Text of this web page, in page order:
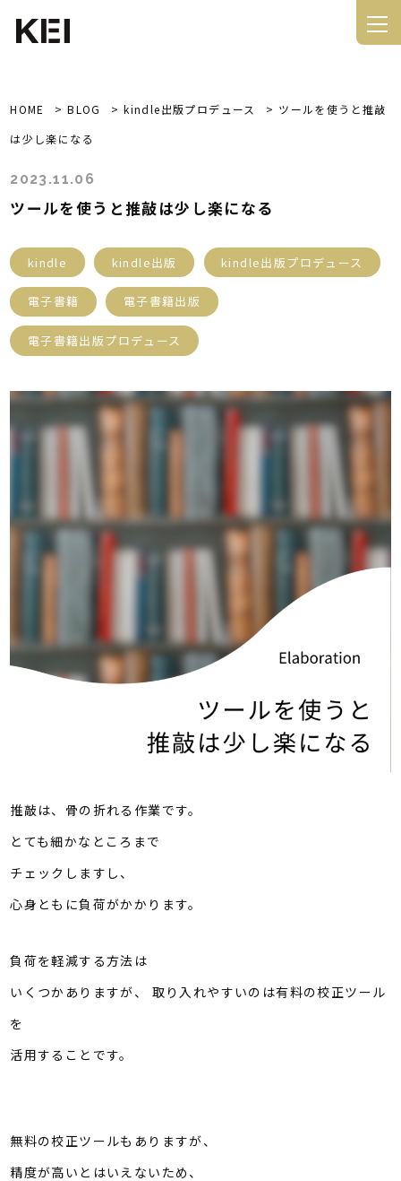
HOME >BLOG >kindle出版プロデュース > ツールを使うと推敲
は少し楽になる
2023.11.06
ツールを使うと推敲は少し楽になる
kindle kindle出版 kindle出版プロデュース
電子書籍 電子書籍出版
電子書籍出版プロデュース
推敲は、骨の折れる作業です。
とても細かなところまで
チェックしますし、
心身ともに負荷がかかります。
負荷を軽減する方法は
いくつかありますが、 取り入れやすいのは有料の校正ツール
を
活用することです。
無料の校正ツールもありますが、
精度が高いとはいえないため、